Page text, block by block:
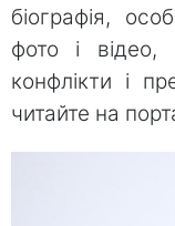
біографія,
фото і відео,
конфлікти і
читайте на